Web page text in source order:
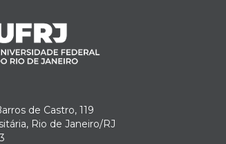
de Castro, 119
Rio de Janeiro/RJ